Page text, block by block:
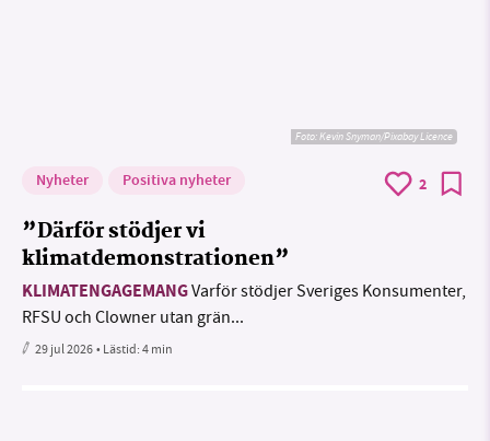
Foto:Kevin Snyman/Pixabay Licence
Nyheter Positiva nyheter 2
”Därför stödjer vi
klimatdemonstrationen”
KLIMATENGAGEMANGVarför stödjer Sveriges Konsumenter,
RFSU och Clowner utan grän...
29 jul 2026• Lästid:4 min